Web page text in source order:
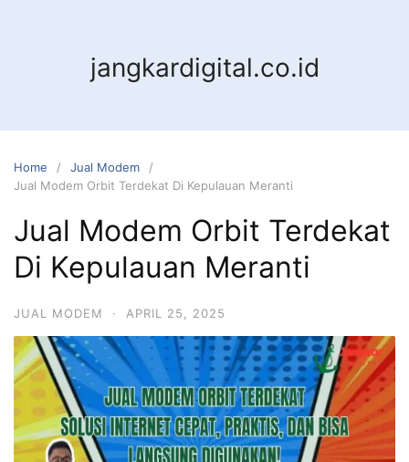
jangkardigital.co.id
Home
Jual Modem
Jual Modem Orbit Terdekat Di Kepulauan Meranti
Jual Modem Orbit Terdekat
Di Kepulauan Meranti
JUAL MODEM · APRIL 25, 2025